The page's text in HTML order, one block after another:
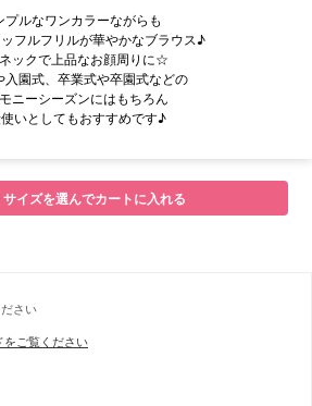
プルなワンカラーながらも
フルフリルが華やかなブラウス♪
ックで上品なお顔周りに☆
入園式、卒業式や卒園式などの
ニーシーズンにはもちろん
いとしてもおすすめです♪
イズを選んでカートに入れる
さい
ご覧ください